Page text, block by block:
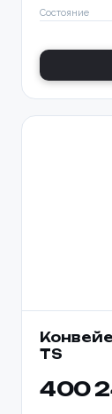
Состояние
TS
400